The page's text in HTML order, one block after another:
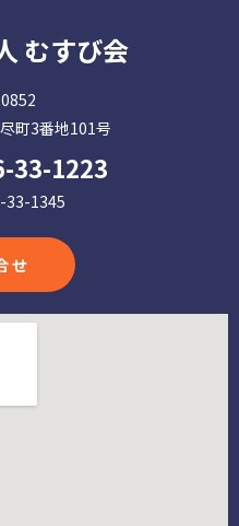
むすび会
町3番地101号
33-1223
33-1345
せ